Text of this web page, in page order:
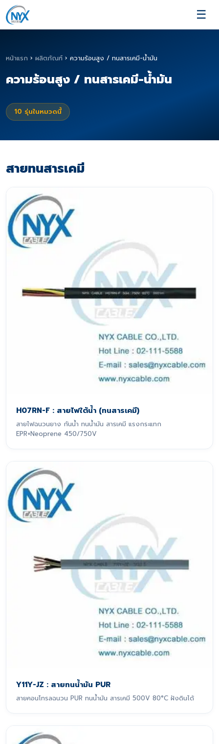
☰
หน้าแรก › ผลิตภัณฑ์ › ความร้อนสูง / ทนสารเคมี-น้ำมัน
ความร้อนสูง / ทนสารเคมี-น้ำมัน
10 รุ่นในหมวดนี้
สายทนสารเคมี
H07RN-F : สายไฟใต้น้ำ (ทนสารเคมี)
สายไฟฉนวนยาง กันน้ำ ทนน้ำมัน สารเคมี แรงกระแทก
EPR+Neoprene 450/750V
Y11Y-JZ : สายทนน้ำมัน PUR
สายคอนโทรลฉนวน PUR ทนน้ำมัน สารเคมี 500V 80°C ฝังดินได้